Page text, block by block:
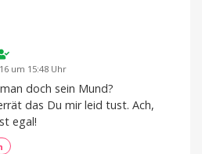
um 15:48 Uhr
doch sein Mund?
das Du mir leid tust. Ach,
egal!